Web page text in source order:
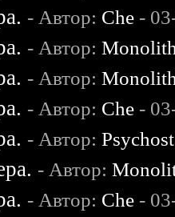
- Автор: Che -
- Автор:
- Автор:
- Автор: Che -
- Автор:
- Автор:
- Автор: Che -